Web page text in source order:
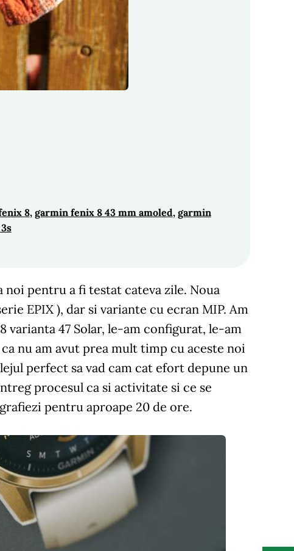
8, garmin fenix 8 43 mm amoled, garmin
noi pentru a fi testat cateva zile. Noua
EPIX ), dar si variante cu ecran MIP. Am
varianta 47 Solar, le-am configurat, le-am
nu am avut prea mult timp cu aceste noi
perfect sa vad cam cat efort depune un
procesul ca si activitate si ce se
pentru aproape 20 de ore.